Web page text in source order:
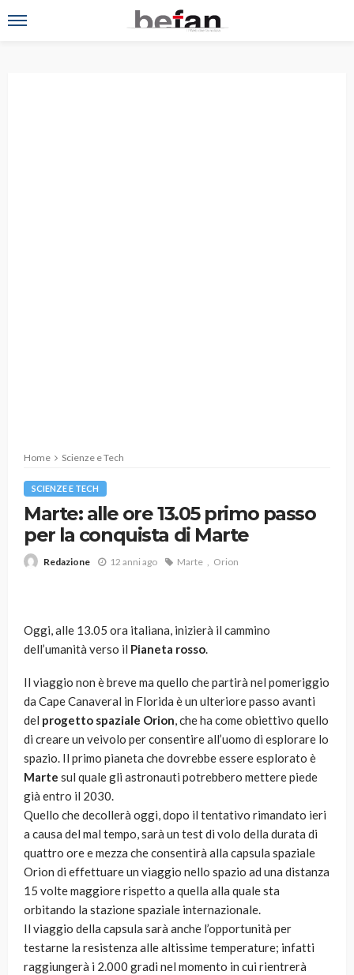
Home Scienze e Tech
SCIENZE E TECH
Marte: alle ore 13.05 primo passo
per la conquista di Marte
Redazione 12 anni ago Marte Orion
Oggi, alle 13.05 ora italiana, inizierà il cammino
dell’umanità verso il Pianeta rosso.
Il viaggio non è breve ma quello che partirà nel pomeriggio
da Cape Canaveral in Florida è un ulteriore passo avanti
del progetto spaziale Orion, che ha come obiettivo quello
di creare un veivolo per consentire all’uomo di esplorare lo
spazio. Il primo pianeta che dovrebbe essere esplorato è
Marte sul quale gli astronauti potrebbero mettere piede
già entro il 2030.
Quello che decollerà oggi, dopo il tentativo rimandato ieri
a causa del mal tempo, sarà un test di volo della durata di
quattro ore e mezza che consentirà alla capsula spaziale
Orion di effettuare un viaggio nello spazio ad una distanza
15 volte maggiore rispetto a quella alla quale sta
orbitando la stazione spaziale internazionale.
Il viaggio della capsula sarà anche l’opportunità per
testarne la resistenza alle altissime temperature; infatti
raggiungerà i 2.000 gradi nel momento in cui rientrerà